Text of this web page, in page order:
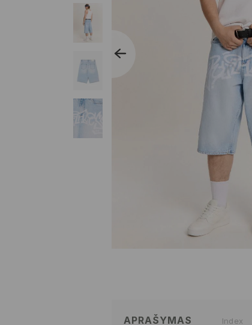
APRAŠYMAS Index